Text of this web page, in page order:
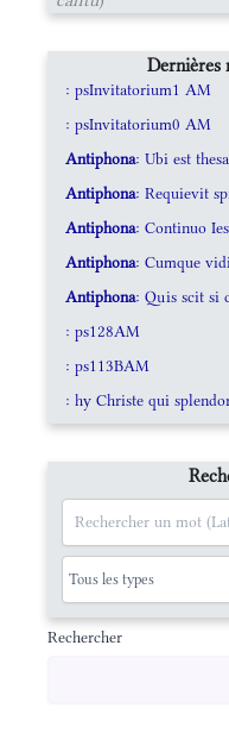
Dernières
: psInvitatorium1 AM
: psInvitatorium0 AM
Antiphona: Ubi est
Antiphona: Requievit
Antiphona: Continuo
Antiphona: Cumque
Antiphona: Quis scit si
: ps128AM
: ps113BAM
: hy Christe qui
Rechercher